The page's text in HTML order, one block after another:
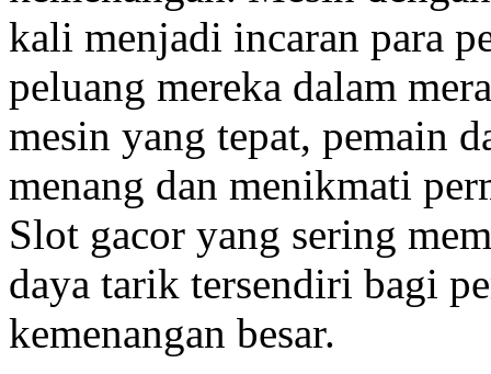
kali menjadi incaran para
peluang mereka dalam
mesin yang tepat, pemain
menang dan menikmati
Slot gacor yang sering
daya tarik tersendiri bagi
kemenangan besar.